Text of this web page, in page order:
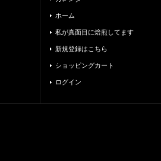
ホーム
私が真面目に焙煎してます
新規登録はこちら
ショッピングカート
ログイン